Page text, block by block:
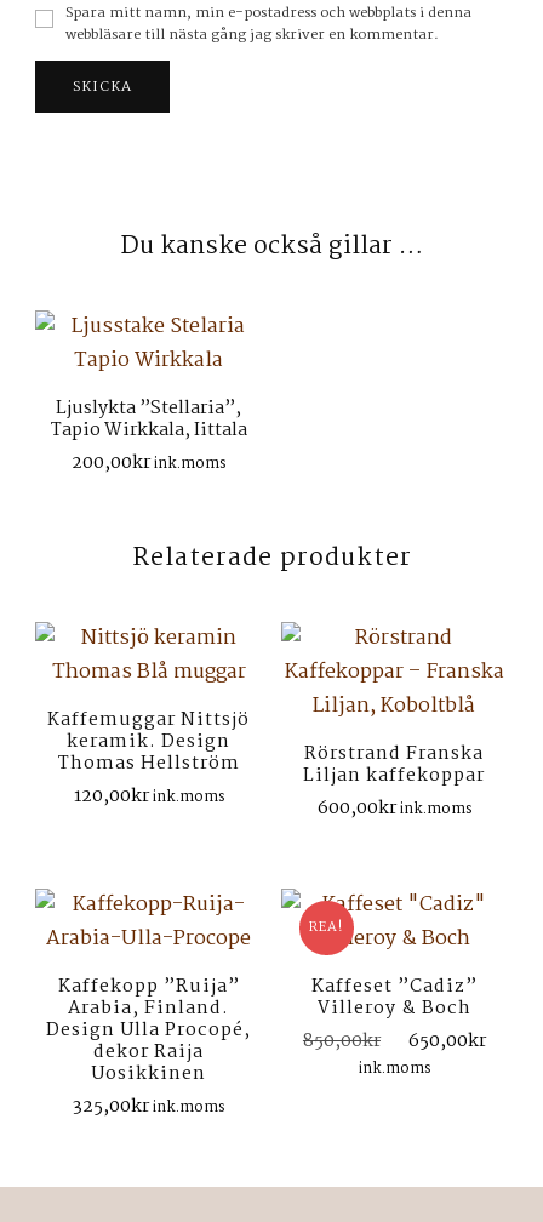
Spara mitt namn, min e-postadress och webbplats i denna
webbläsare till nästa gång jag skriver en kommentar.
Du kanske också gillar …
Ljuslykta ”Stellaria”,
Tapio Wirkkala, Iittala
200,00krink.moms
Relaterade produkter
Kaffemuggar Nittsjö
keramik. Design
Thomas Hellström
120,00krink.moms
Rörstrand Franska
Liljan kaffekoppar
600,00krink.moms
Kaffekopp ”Ruija”
Arabia, Finland.
Design Ulla Procopé,
dekor Raija
Uosikkinen
325,00krink.moms
REA!
Kaffeset ”Cadiz”
Villeroy & Boch
850,00kr
Det
ursprungliga
650,00kr
ink.moms